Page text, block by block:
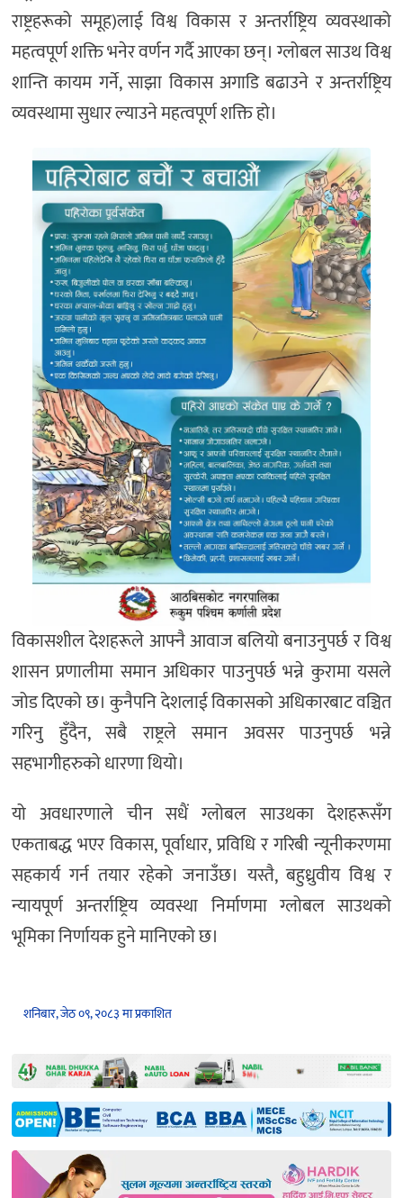
राष्ट्रहरूको समूह)लाई विश्व विकास र अन्तर्राष्ट्रिय व्यवस्थाको
महत्वपूर्ण शक्ति भनेर वर्णन गर्दै आएका छन्। ग्लोबल साउथ विश्व
शान्ति कायम गर्ने, साझा विकास अगाडि बढाउने र अन्तर्राष्ट्रिय
व्यवस्थामा सुधार ल्याउने महत्वपूर्ण शक्ति हो।
विकासशील देशहरूले आफ्नै आवाज बलियो बनाउनुपर्छ र विश्व
शासन प्रणालीमा समान अधिकार पाउनुपर्छ भन्ने कुरामा यसले
जोड दिएको छ। कुनैपनि देशलाई विकासको अधिकारबाट वञ्चित
गरिनु हुँदैन, सबै राष्ट्रले समान अवसर पाउनुपर्छ भन्ने
सहभागीहरुको धारणा थियो।
यो अवधारणाले चीन सधैं ग्लोबल साउथका देशहरूसँग
एकताबद्ध भएर विकास, पूर्वाधार, प्रविधि र गरिबी न्यूनीकरणमा
सहकार्य गर्न तयार रहेको जनाउँछ। यस्तै, बहुध्रुवीय विश्व र
न्यायपूर्ण अन्तर्राष्ट्रिय व्यवस्था निर्माणमा ग्लोबल साउथको
भूमिका निर्णायक हुने मानिएको छ।
शनिबार, जेठ ०९, २०८३ मा प्रकाशित